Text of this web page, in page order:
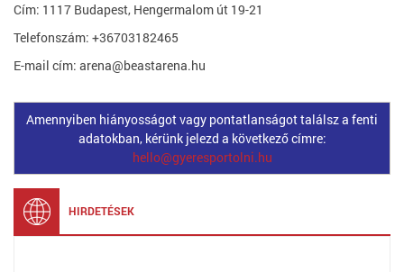
Cím: 1117 Budapest, Hengermalom út 19-21
Telefonszám: +36703182465
E-mail cím: arena@beastarena.hu
Amennyiben hiányosságot vagy pontatlanságot találsz a fenti
adatokban, kérünk jelezd a következő címre:
hello@gyeresportolni.hu
HIRDETÉSEK